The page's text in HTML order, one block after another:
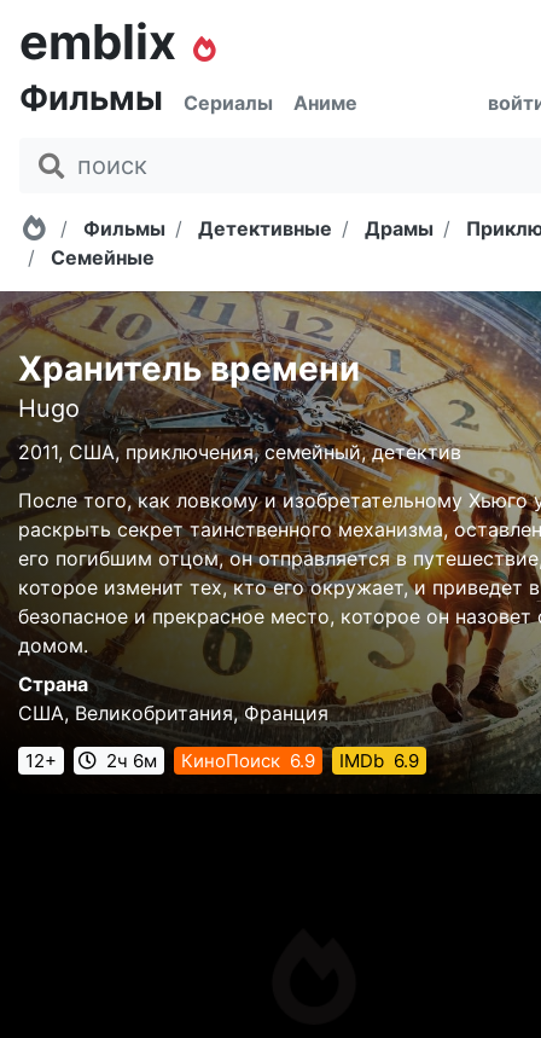
emblix
Фильмы Сериалы Аниме
Главная
Фильмы Детективные Драмы
Семейные
Хранитель времени
Hugo
2011, США, приключения, семейный, детектив
После того, как ловкому и изобретательному Хьюго
раскрыть секрет таинственного механизма,
его погибшим отцом, он отправляется в
которое изменит тех, кто его окружает, и приведет в
безопасное и прекрасное место, которое он назовет
домом.
Страна
США, Великобритания, Франция
12+ 2ч 6м КиноПоиск 6.9 IMDb 6.9